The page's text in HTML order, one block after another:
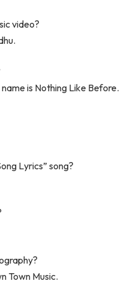
video?
is Nothing Like Before.
Lyrics” song?
Town Music.